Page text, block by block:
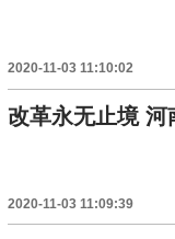
2020-11-03 11:10:02
改革永无止境 河
2020-11-03 11:09:39